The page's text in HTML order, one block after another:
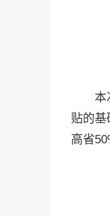
本
贴的基
高省